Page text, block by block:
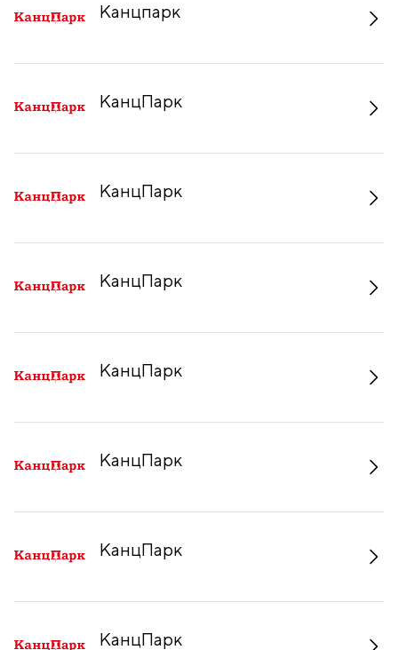
Канцпарк
КанцПарк
КанцПарк
КанцПарк
КанцПарк
КанцПарк
КанцПарк
КанцПарк